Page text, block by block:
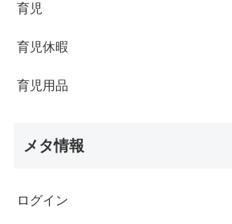
育児
育児休暇
育児用品
メタ情報
ログイン